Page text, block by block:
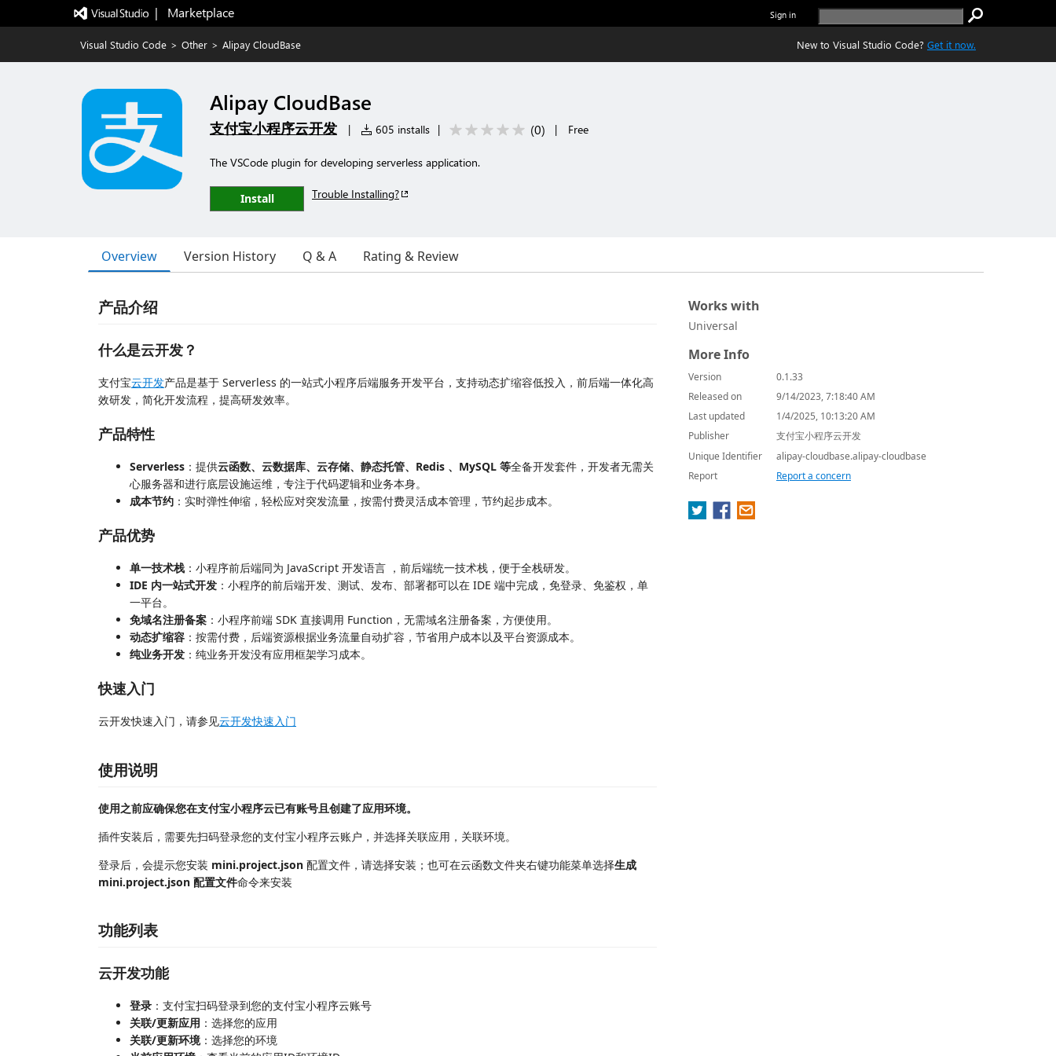
|   Marketplace Sign in
Visual Studio Code > Other > Alipay CloudBase New to Visual Studio Code? Get it now.
Alipay CloudBase
支付宝小程序云开发 | 605 installs | (0) | Free
The VSCode plugin for developing serverless application.
Install Trouble Installing?
Overview Version History Q & A Rating & Review
产品介绍
什么是云开发？
支付宝云开发产品是基于 Serverless 的一站式小程序后端服务开发平台，支持动态扩缩容低投入，前后端一体化高
效研发，简化开发流程，提高研发效率。
产品特性
Serverless ：提供云函数、云数据库、云存储、静态托管、Redis 、MySQL 等全备开发套件，开发者无需关
心服务器和进行底层设施运维，专注于代码逻辑和业务本身。
成本节约 ：实时弹性伸缩，轻松应对突发流量，按需付费灵活成本管理，节约起步成本。
产品优势
单一技术栈 ：小程序前后端同为 JavaScript 开发语言 ，前后端统一技术栈，便于全栈研发。
IDE 内一站式开发 ：小程序的前后端开发、测试、发布、部署都可以在 IDE 端中完成，免登录、免鉴权，单
一平台。
免域名注册备案 ：小程序前端 SDK 直接调用 Function，无需域名注册备案，方便使用。
动态扩缩容 ：按需付费，后端资源根据业务流量自动扩容，节省用户成本以及平台资源成本。
纯业务开发 ：纯业务开发没有应用框架学习成本。
快速入门
云开发快速入门，请参见云开发快速入门
使用说明
使用之前应确保您在支付宝小程序云已有账号且创建了应用环境。
插件安装后，需要先扫码登录您的支付宝小程序云账户，并选择关联应用，关联环境。
登录后，会提示您安装 mini.project.json 配置文件，请选择安装；也可在云函数文件夹右键功能菜单选择生成
mini.project.json 配置文件命令来安装
功能列表
云开发功能
登录 ：支付宝扫码登录到您的支付宝小程序云账号
关联/更新应用 ：选择您的应用
关联/更新环境：选择您的环境
Works with
Universal
More Info
Version
0.1.33
Released on
9/14/2023, 7:18:40 AM
Last updated
1/4/2025, 10:13:20 AM
Publisher
支付宝小程序云开发
Unique Identifier
alipay-cloudbase.alipay-cloudbase
Report
Report a concern